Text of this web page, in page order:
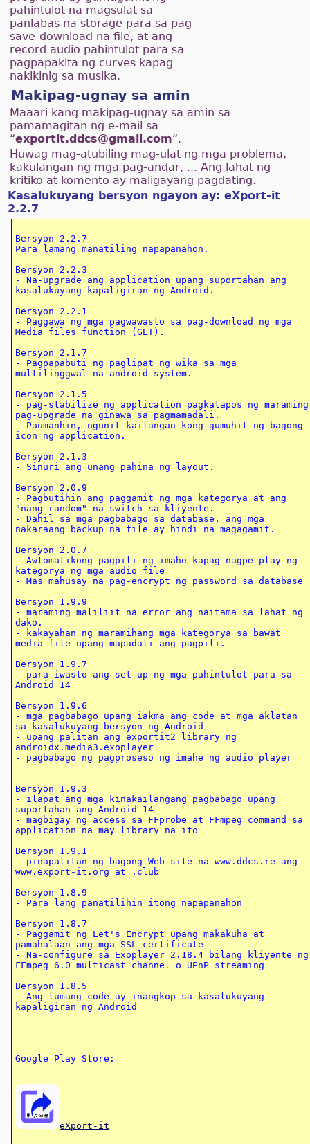
pahintulot na magsulat sa
panlabas na storage para sa pag-
save-download na file, at ang
record audio pahintulot para sa
pagpapakita ng curves kapag
nakikinig sa musika.
Makipag-ugnay sa amin
Maaari kang makipag-ugnay sa amin sa
pamamagitan ng e-mail sa
“exportit.ddcs@gmail.com“.
Huwag mag-atubiling mag-ulat ng mga problema,
kakulangan ng mga pag-andar, ... Ang lahat ng
kritiko at komento ay maligayang pagdating.
Kasalukuyang bersyon ngayon ay: eXport-it
2.2.7
Bersyon 2.2.7
Para lamang manatiling napapanahon.
Bersyon 2.2.3
- Na-upgrade ang application upang suportahan ang
kasalukuyang kapaligiran ng Android.
Bersyon 2.2.1
- Paggawa ng mga pagwawasto sa pag-download ng mga
Media files function (GET).
Bersyon 2.1.7
- Pagpapabuti ng paglipat ng wika sa mga
multilinggwal na android system.
Bersyon 2.1.5
- pag-stabilize ng application pagkatapos ng maraming
pag-upgrade na ginawa sa pagmamadali.
- Paumanhin, ngunit kailangan kong gumuhit ng bagong
icon ng application.
Bersyon 2.1.3
- Sinuri ang unang pahina ng layout.
Bersyon 2.0.9
- Pagbutihin ang paggamit ng mga kategorya at ang
"nang random" na switch sa kliyente.
- Dahil sa mga pagbabago sa database, ang mga
nakaraang backup na file ay hindi na magagamit.
Bersyon 2.0.7
- Awtomatikong pagpili ng imahe kapag nagpe-play ng
kategorya ng mga audio file
- Mas mahusay na pag-encrypt ng password sa database
Bersyon 1.9.9
- maraming maliliit na error ang naitama sa lahat ng
dako.
- kakayahan ng maramihang mga kategorya sa bawat
media file upang mapadali ang pagpili.
Bersyon 1.9.7
- para iwasto ang set-up ng mga pahintulot para sa
Android 14
Bersyon 1.9.6
- mga pagbabago upang iakma ang code at mga aklatan
sa kasalukuyang bersyon ng Android
- upang palitan ang exportit2 library ng
androidx.media3.exoplayer
- pagbabago ng pagproseso ng imahe ng audio player
Bersyon 1.9.3
- ilapat ang mga kinakailangang pagbabago upang
suportahan ang Android 14
- magbigay ng access sa FFprobe at FFmpeg command sa
application na may library na ito
Bersyon 1.9.1
- pinapalitan ng bagong Web site na www.ddcs.re ang
www.export-it.org at .club
Bersyon 1.8.9
- Para lang panatilihin itong napapanahon
Bersyon 1.8.7
- Paggamit ng Let's Encrypt upang makakuha at
pamahalaan ang mga SSL certificate
- Na-configure sa Exoplayer 2.18.4 bilang kliyente ng
FFmpeg 6.0 multicast channel o UPnP streaming
Bersyon 1.8.5
- Ang lumang code ay inangkop sa kasalukuyang
kapaligiran ng Android
eXport-it